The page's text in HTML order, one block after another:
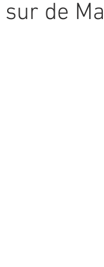
sur de